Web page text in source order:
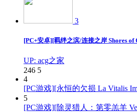
3
[PC+安卓][羁绊之滨/连接之岸 Shores of
UP: acg之家
246 5
4
[PC游戏][永恒的欠损 La Vitalis
5
[PC游戏][除灵猎人：第零羔羊